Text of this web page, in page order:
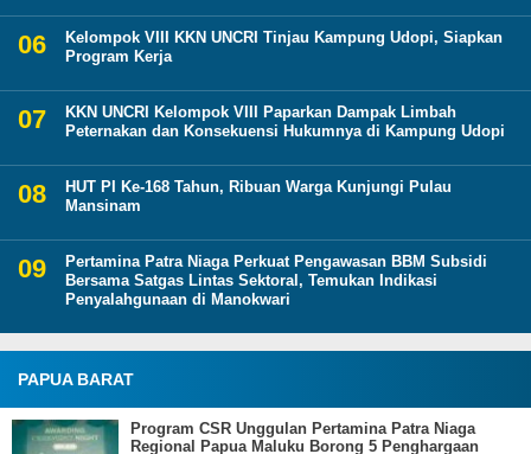
Kelompok VIII KKN UNCRI Tinjau Kampung Udopi, Siapkan
Program Kerja
KKN UNCRI Kelompok VIII Paparkan Dampak Limbah
Peternakan dan Konsekuensi Hukumnya di Kampung Udopi
HUT PI Ke-168 Tahun, Ribuan Warga Kunjungi Pulau
Mansinam
Pertamina Patra Niaga Perkuat Pengawasan BBM Subsidi
Bersama Satgas Lintas Sektoral, Temukan Indikasi
Penyalahgunaan di Manokwari
PAPUA BARAT
Program CSR Unggulan Pertamina Patra Niaga
Regional Papua Maluku Borong 5 Penghargaan